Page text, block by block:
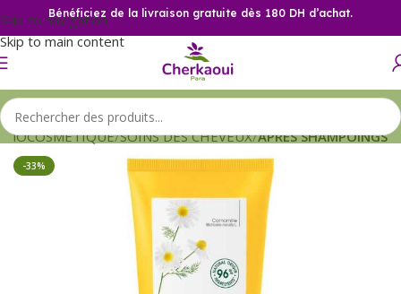
Skip to navigation
Skip to main content
Bénéficiez de la livraison gratuite dès 180 DH d’achat.
SOINS DES CHEVEUX APRES SHAMPOINGS
-33%